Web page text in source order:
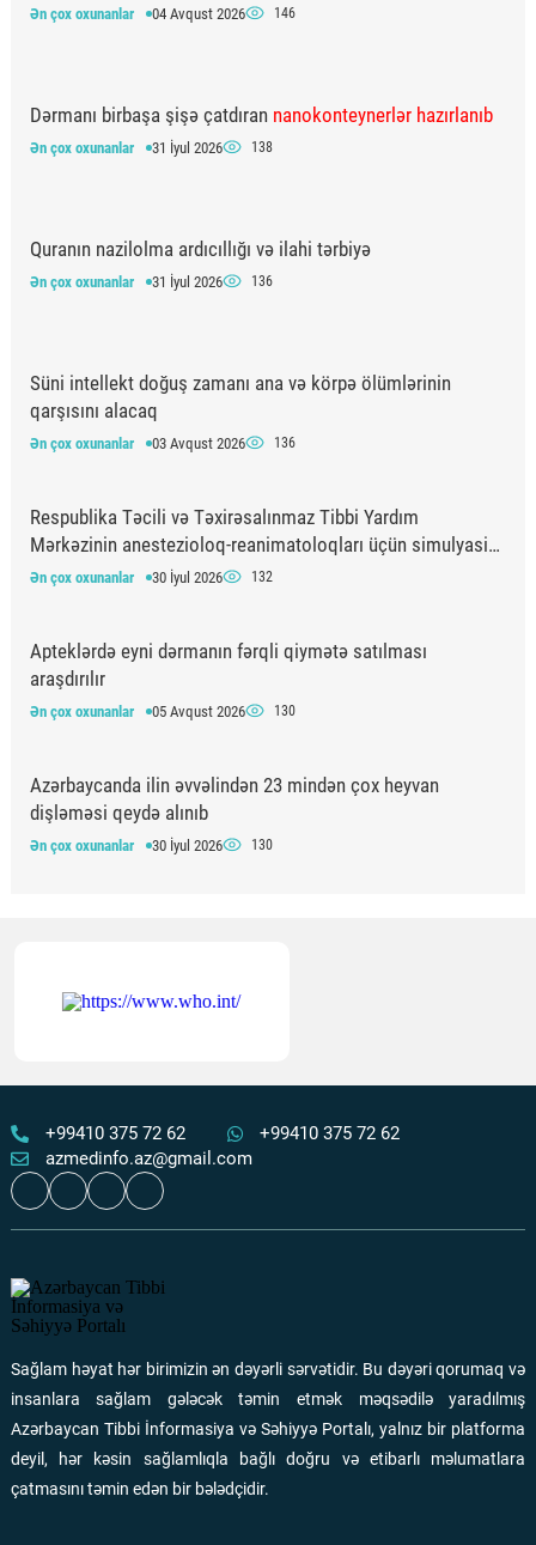
Ən çox oxunanlar 04 Avqust 2026 146
Dərmanı birbaşa şişə çatdıran nanokonteynerlər hazırlanıb
Ən çox oxunanlar 31 İyul 2026 138
Quranın nazilolma ardıcıllığı və ilahi tərbiyə
Ən çox oxunanlar 31 İyul 2026 136
Süni intellekt doğuş zamanı ana və körpə ölümlərinin
qarşısını alacaq
Ən çox oxunanlar 03 Avqust 2026 136
Respublika Təcili və Təxirəsalınmaz Tibbi Yardım
Mərkəzinin anestezioloq-reanimatoloqları üçün simulyasiya
təlimi keçirilib
Ən çox oxunanlar 30 İyul 2026 132
Apteklərdə eyni dərmanın fərqli qiymətə satılması
araşdırılır
Ən çox oxunanlar 05 Avqust 2026 130
Azərbaycanda ilin əvvəlindən 23 mindən çox heyvan
dişləməsi qeydə alınıb
Ən çox oxunanlar 30 İyul 2026 130
sağlamlığınızı qoruyun!
Əlillik dərəcəsinin təyin olunması müraciət qaydaları
TƏBİB-dən izahlı video
Şuşa şəhərində təcili tibbi yardım bölməsi fəaliyyətə
Ən çox oxunanlar
“Quran və peyğəmbərin sünnəsi” anlayışının mənşəyi və
təhrif prosesi
+99410 375 72 62
+99410 375 72 62
azmedinfo.az@gmail.com
Sağlam həyat hər birimizin ən dəyərli sərvətidir. Bu dəyəri qorumaq və
insanlara sağlam gələcək təmin etmək məqsədilə yaradılmış
Azərbaycan Tibbi İnformasiya və Səhiyyə Portalı, yalnız bir platforma
deyil, hər kəsin sağlamlıqla bağlı doğru və etibarlı məlumatlara
çatmasını təmin edən bir bələdçidir.